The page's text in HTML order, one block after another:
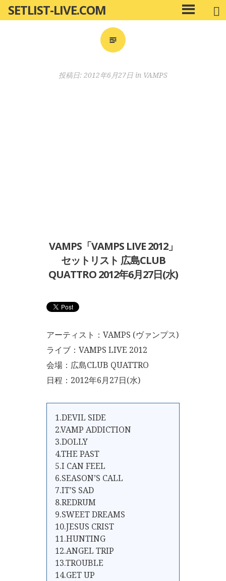
ン
SETLIST-LIVE.COM
メ
イ
投稿日: 2012年6月27日 in VAMPS
VAMPS「VAMPS LIVE 2012」
セットリスト 広島CLUB
QUATTRO 2012年6月27日(水)
アーティスト：VAMPS (ヴァンプス)
ライブ：VAMPS LIVE 2012
会場：広島CLUB QUATTRO
日程：2012年6月27日(水)
1.DEVIL SIDE
2.VAMP ADDICTION
3.DOLLY
4.THE PAST
5.I CAN FEEL
6.SEASON’S CALL
7.IT’S SAD
8.REDRUM
9.SWEET DREAMS
10.JESUS CRIST
11.HUNTING
12.ANGEL TRIP
13.TROUBLE
14.GET UP